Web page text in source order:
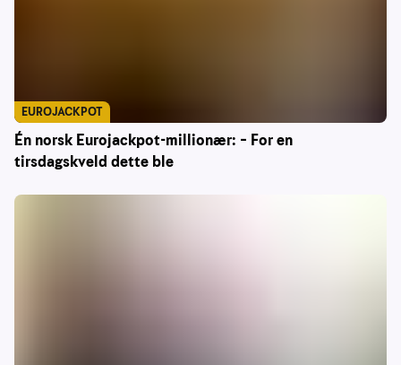
Én norsk Eurojackpot-millionær: – For en
tirsdagskveld dette ble
EUROJACKPOT